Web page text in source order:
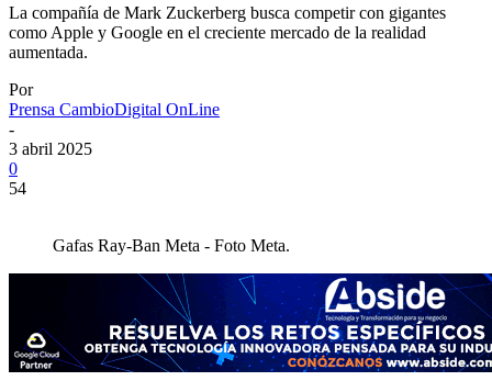
La compañía de Mark Zuckerberg busca competir con gigantes
como Apple y Google en el creciente mercado de la realidad
aumentada.
Por
Prensa CambioDigital OnLine
-
3 abril 2025
0
54
Gafas Ray-Ban Meta - Foto Meta.